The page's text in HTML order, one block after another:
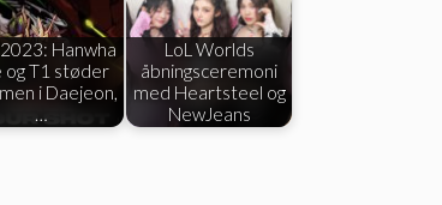
Hanwha
og T1 støder
i Daejeon,
…
LoL Worlds
åbningsceremoni
med Heartsteel og
NewJeans